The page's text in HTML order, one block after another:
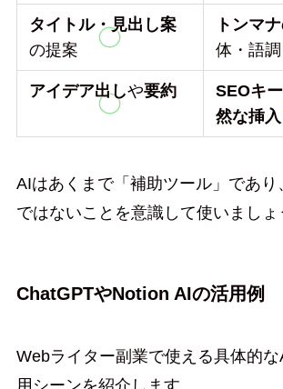
タイトル・見出し案
の提案
トンマ
体・語
アイデア出しや要約
SEOキ
然な挿入
AIはあくまで「補助ツール」であり
ではないことを意識して使いましょ
ChatGPTやNotion AIの活用例
Webライター副業で使える具体的